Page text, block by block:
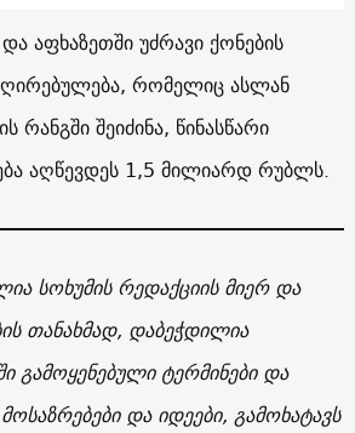
აფხაზეთში უძრავი ქონების
რომელიც ასლან
რანგში შეიძინა, წინასწარი
აღწევდეს 1,5 მილიარდ რუბლს.
სოხუმის რედაქციის მიერ და
თანახმად, დაბეჭდილია
გამოყენებული ტერმინები და
და იდეები, გამოხატავს